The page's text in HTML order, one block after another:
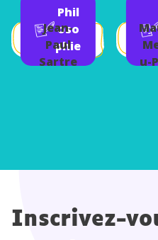
Phil
oso
phie
Jean-
Paul
Sartre
u-
Inscrivez-